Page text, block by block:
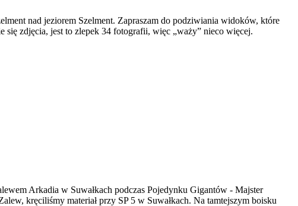
nad jeziorem Szelment. Zapraszam do podziwiania widoków, które
zdjęcia, jest to zlepek 34 fotografii, więc „waży” nieco więcej.
Arkadia w Suwałkach podczas Pojedynku Gigantów - Majster
kręciliśmy materiał przy SP 5 w Suwałkach. Na tamtejszym boisku